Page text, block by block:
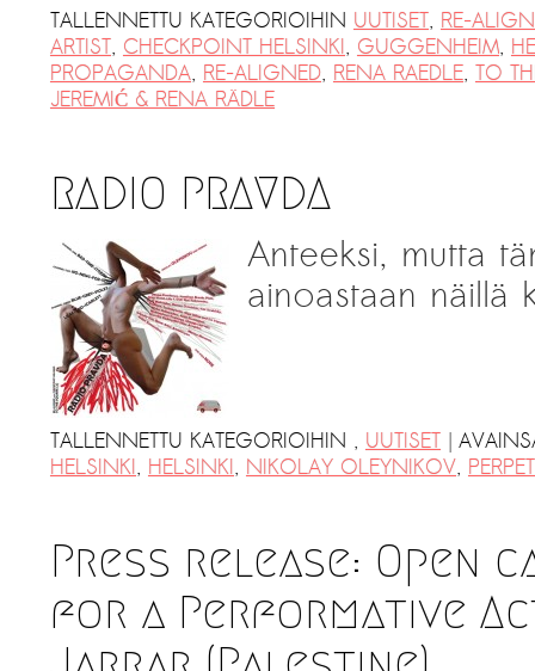
TALLENNETTU KATEGORIOIHIN UUTISET, RE-
ARTIST, CHECKPOINT HELSINKI, GUGGENHEIM,
PROPAGANDA, RE-ALIGNED, RENA RAEDLE, TO
JEREMIĆ & RENA RÄDLE
RADIO PRAVDA
Anteeksi, mutta
ainoastaan näillä
TALLENNETTU KATEGORIOIHIN , UUTISET |
HELSINKI, HELSINKI, NIKOLAY OLEYNIKOV,
Press release:
for a Performative